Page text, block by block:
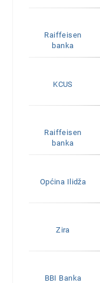
Raiffeisen
banka
KCUS
Raiffeisen
banka
Općina Ilidža
Zira
BBI Banka